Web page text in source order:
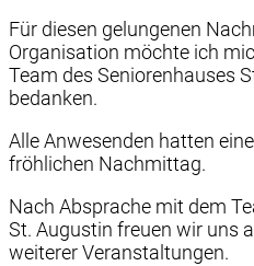
Für diesen gelungenen
Organisation möchte ich
Team des Seniorenhauses
bedanken.
Alle Anwesenden hatten
fröhlichen Nachmittag.
Nach Absprache mit dem
St. Augustin freuen wir uns
weiterer Veranstaltungen.